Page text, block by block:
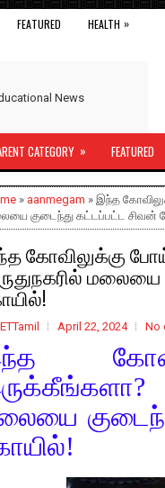
FEATURED HEALTH »
News
CATEGORY » FEATURED
» aanmegam » இந்த
குடைந்து கட்டப்பட்ட சிவன்
கோவிலுக்கு
April 22, 2024 No